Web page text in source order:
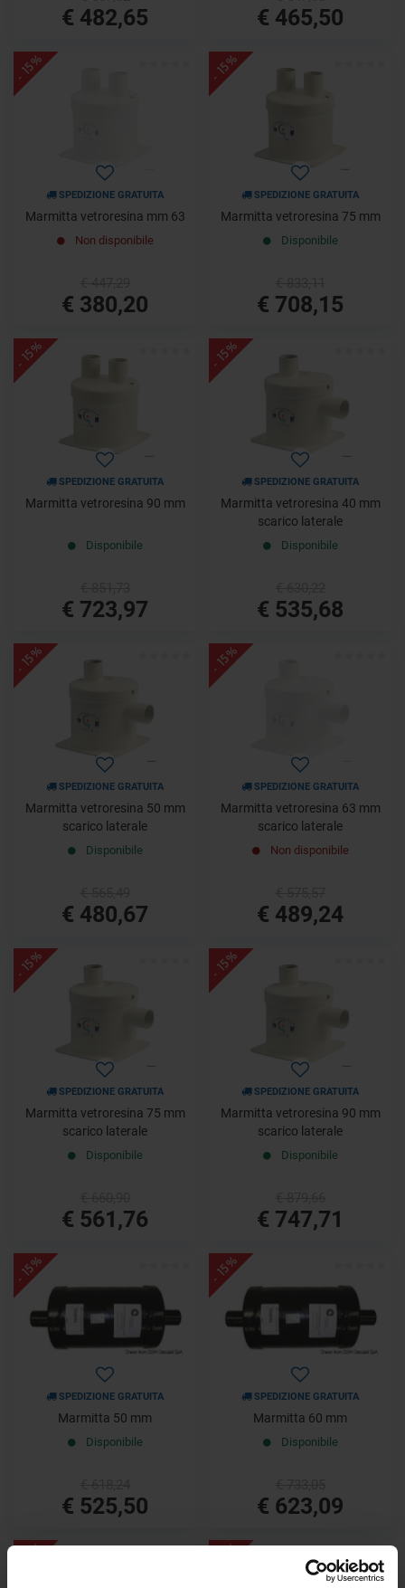
€ 482,65 € 465,50
- 15%
SPEDIZIONE GRATUITA
Marmitta vetroresina mm 63
Non disponibile
€ 380,20
- 15%
SPEDIZIONE GRATUITA
Marmitta vetroresina 75 mm
Disponibile
€ 708,15
- 15%
SPEDIZIONE GRATUITA
Marmitta vetroresina 90 mm
Disponibile
€ 723,97
- 15%
SPEDIZIONE GRATUITA
Marmitta vetroresina 40 mm
scarico laterale
Disponibile
€ 535,68
- 15%
SPEDIZIONE GRATUITA
Marmitta vetroresina 50 mm
scarico laterale
Disponibile
€ 480,67
- 15%
SPEDIZIONE GRATUITA
Marmitta vetroresina 63 mm
scarico laterale
Non disponibile
€ 489,24
- 15%
SPEDIZIONE GRATUITA
Marmitta vetroresina 75 mm
scarico laterale
Disponibile
€ 561,76
- 15%
SPEDIZIONE GRATUITA
Marmitta vetroresina 90 mm
scarico laterale
Disponibile
€ 747,71
- 15%
SPEDIZIONE GRATUITA
Marmitta 50 mm
Disponibile
€ 525,50
- 15%
SPEDIZIONE GRATUITA
Marmitta 60 mm
Disponibile
€ 623,09
- 15%